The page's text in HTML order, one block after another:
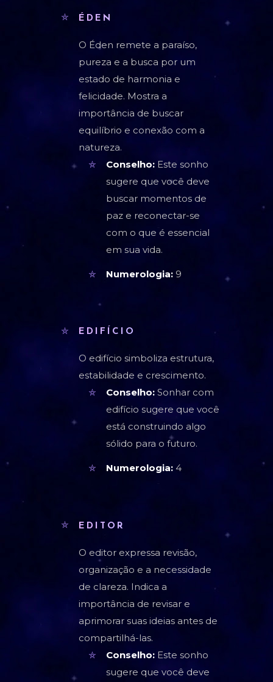
ÉDEN
O Éden remete a paraíso,
pureza e a busca por um
estado de harmonia e
felicidade. Mostra a
importância de buscar
equilíbrio e conexão com a
natureza.
Conselho: Este sonho
sugere que você deve
buscar momentos de
paz e reconectar-se
com o que é essencial
em sua vida.
Numerologia: 9
EDIFÍCIO
O edifício simboliza estrutura,
estabilidade e crescimento.
Conselho: Sonhar com
edifício sugere que você
está construindo algo
sólido para o futuro.
Numerologia: 4
EDITOR
O editor expressa revisão,
organização e a necessidade
de clareza. Indica a
importância de revisar e
aprimorar suas ideias antes de
compartilhá-las.
Conselho: Este sonho
sugere que você deve